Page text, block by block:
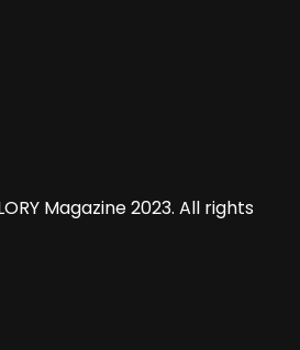
Magazine 2023. All rights